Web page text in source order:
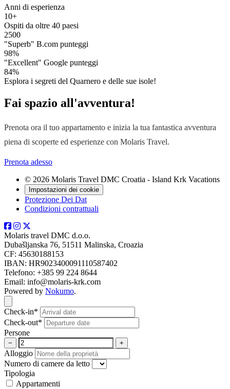
Anni di esperienza
10+
Ospiti da oltre 40 paesi
2500
"Superb" B.com punteggi
98%
"Excellent" Google punteggi
84%
Esplora i segreti del Quarnero e delle sue isole!
Fai spazio all'avventura!
Prenota ora il tuo appartamento e inizia la tua fantastica avventura
piena di scoperte ed esperienze con Molaris Travel.
Prenota adesso
© 2026 Molaris Travel DMC Croatia - Island Krk Vacations
Impostazioni dei cookie
Protezione Dei Dat
Condizioni contrattuali
Molaris travel DMC d.o.o.
Dubašljanska 76, 51511 Malinska, Croazia
CF: 45630188153
IBAN: HR9023400091110587402
Telefono: +385 99 224 8644
Email: info@molaris-krk.com
Powered by Nokumo.
Close modal
Check-in*
Check-out*
Persone
− +
Alloggio
Numero di camere da letto
Tipologia
Appartamenti